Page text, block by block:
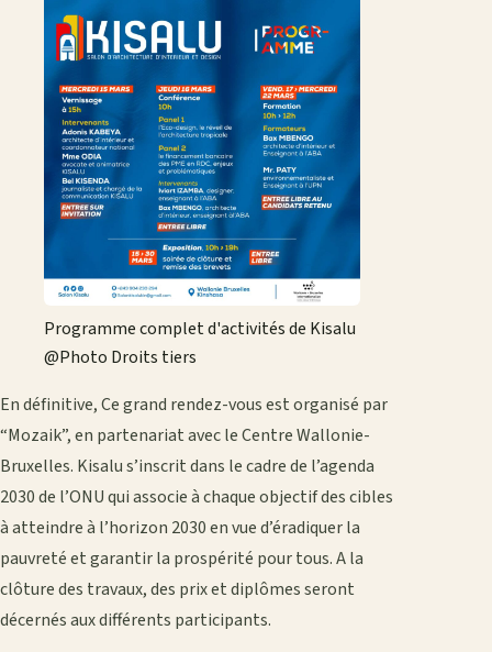
Programme complet d'activités de Kisalu
@Photo Droits tiers
En définitive, Ce grand rendez-vous est organisé par
“Mozaik”, en partenariat avec le Centre Wallonie-
Bruxelles. Kisalu s’inscrit dans le cadre de l’agenda
2030 de l’ONU qui associe à chaque objectif des cibles
à atteindre à l’horizon 2030 en vue d’éradiquer la
pauvreté et garantir la prospérité pour tous. A la
clôture des travaux, des prix et diplômes seront
décernés aux différents participants.